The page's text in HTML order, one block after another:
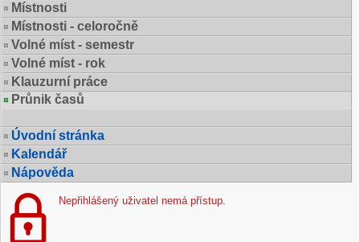
Místnosti
Místnosti - celoročně
Volné míst - semestr
Volné míst - rok
Klauzurní práce
Průnik časů
Úvodní stránka
Kalendář
Nápověda
Nepřihlášený uživatel nemá přístup.